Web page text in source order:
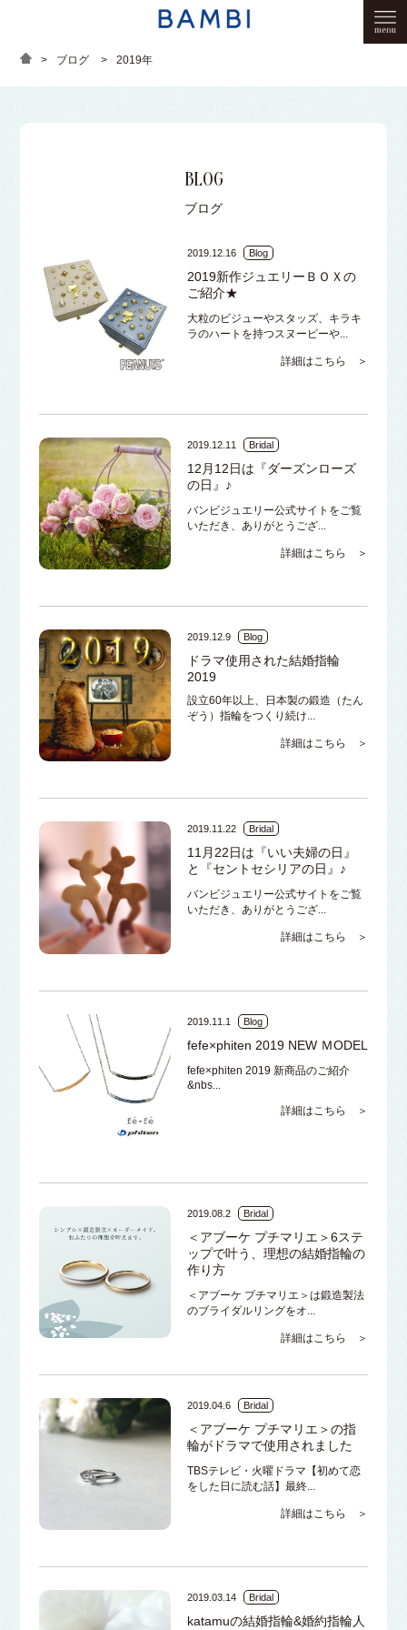
> ブログ > 2019年
BLOG
ブログ
2019.12.16 Blog
2019新作ジュエリーＢＯＸの
ご紹介★
大粒のビジューやスタッズ、キラキ
ラのハートを持つスヌーピーや...
詳細はこちら ＞
2019.12.11 Bridal
12月12日は『ダーズンローズ
の日』♪
バンビジュエリー公式サイトをご覧
いただき、ありがとうござ...
詳細はこちら ＞
2019.12.9 Blog
ドラマ使用された結婚指輪
2019
設立60年以上、日本製の鍛造（たん
ぞう）指輪をつくり続け...
詳細はこちら ＞
2019.11.22 Bridal
11月22日は『いい夫婦の日』
と『セントセシリアの日』♪
バンビジュエリー公式サイトをご覧
いただき、ありがとうござ...
詳細はこちら ＞
2019.11.1 Blog
fefe×phiten 2019 NEW ＭODEL
fefe×phiten 2019 新商品のご紹介
&nbs...
詳細はこちら ＞
2019.08.2 Bridal
＜アブーケ プチマリエ＞6ステ
ップで叶う、理想の結婚指輪の
作り方
＜アブーケ プチマリエ＞は鍛造製法
のブライダルリングをオ...
詳細はこちら ＞
2019.04.6 Bridal
＜アブーケ プチマリエ＞の指
輪がドラマで使用されました
TBSテレビ・火曜ドラマ【初めて恋
をした日に読む話】最終...
詳細はこちら ＞
2019.03.14 Bridal
katamuの結婚指輪&婚約指輪人